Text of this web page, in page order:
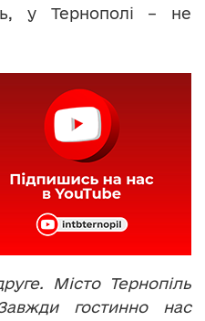
у Тернополі – не
Місто Тернопіль
гостинно нас